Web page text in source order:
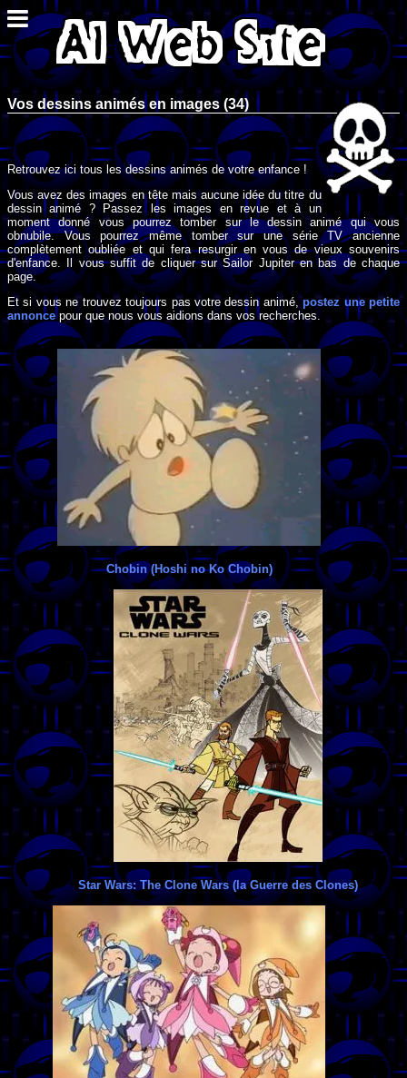
Vos dessins animés en images (34)
Retrouvez ici tous les dessins animés de votre enfance !
Vous avez des images en tête mais aucune idée du titre du
dessin animé ? Passez les images en revue et à un
moment donné vous pourrez tomber sur le dessin animé qui vous
obnubile. Vous pourrez même tomber sur une série TV ancienne
complètement oubliée et qui fera resurgir en vous de vieux souvenirs
d'enfance. Il vous suffit de cliquer sur Sailor Jupiter en bas de chaque
page.
Et si vous ne trouvez toujours pas votre dessin animé,postez une petite
annoncepour que nous vous aidions dans vos recherches.
Chobin (Hoshi no Ko Chobin)
Star Wars: The Clone Wars (la Guerre des Clones)